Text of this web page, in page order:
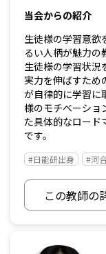
当会からの紹介
生徒様の学習意欲
るい人柄が魅力の
生徒様の学習状況
実力を伸ばすため
が自律的に学習に
様のモチベーショ
た具体的なロード
です。
#日能研出身 #河
この教師の